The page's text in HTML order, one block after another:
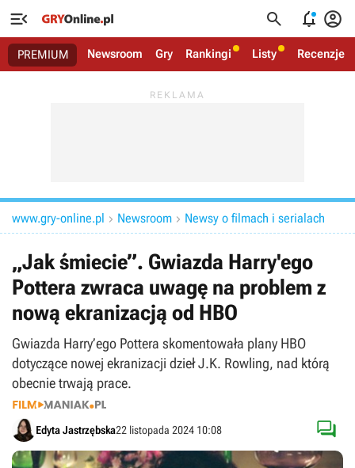
   
PREMIUM Newsroom Gry Rankingi Listy Recenzje
www.gry-online.pl  Newsroom  Newsy o filmach i serialach
„Jak śmiecie”. Gwiazda Harry'ego
Pottera zwraca uwagę na problem z
nową ekranizacją od HBO
Gwiazda Harry’ego Pottera skomentowała plany HBO
dotyczące nowej ekranizacji dzieł J.K. Rowling, nad którą
obecnie trwają prace.
Edyta Jastrzębska22 listopada 2024 10:08 